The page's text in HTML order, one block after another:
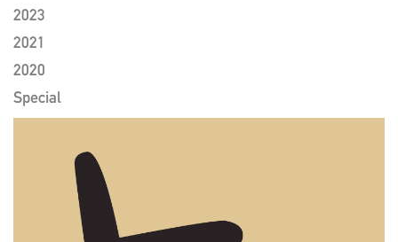
2023
2021
2020
Special